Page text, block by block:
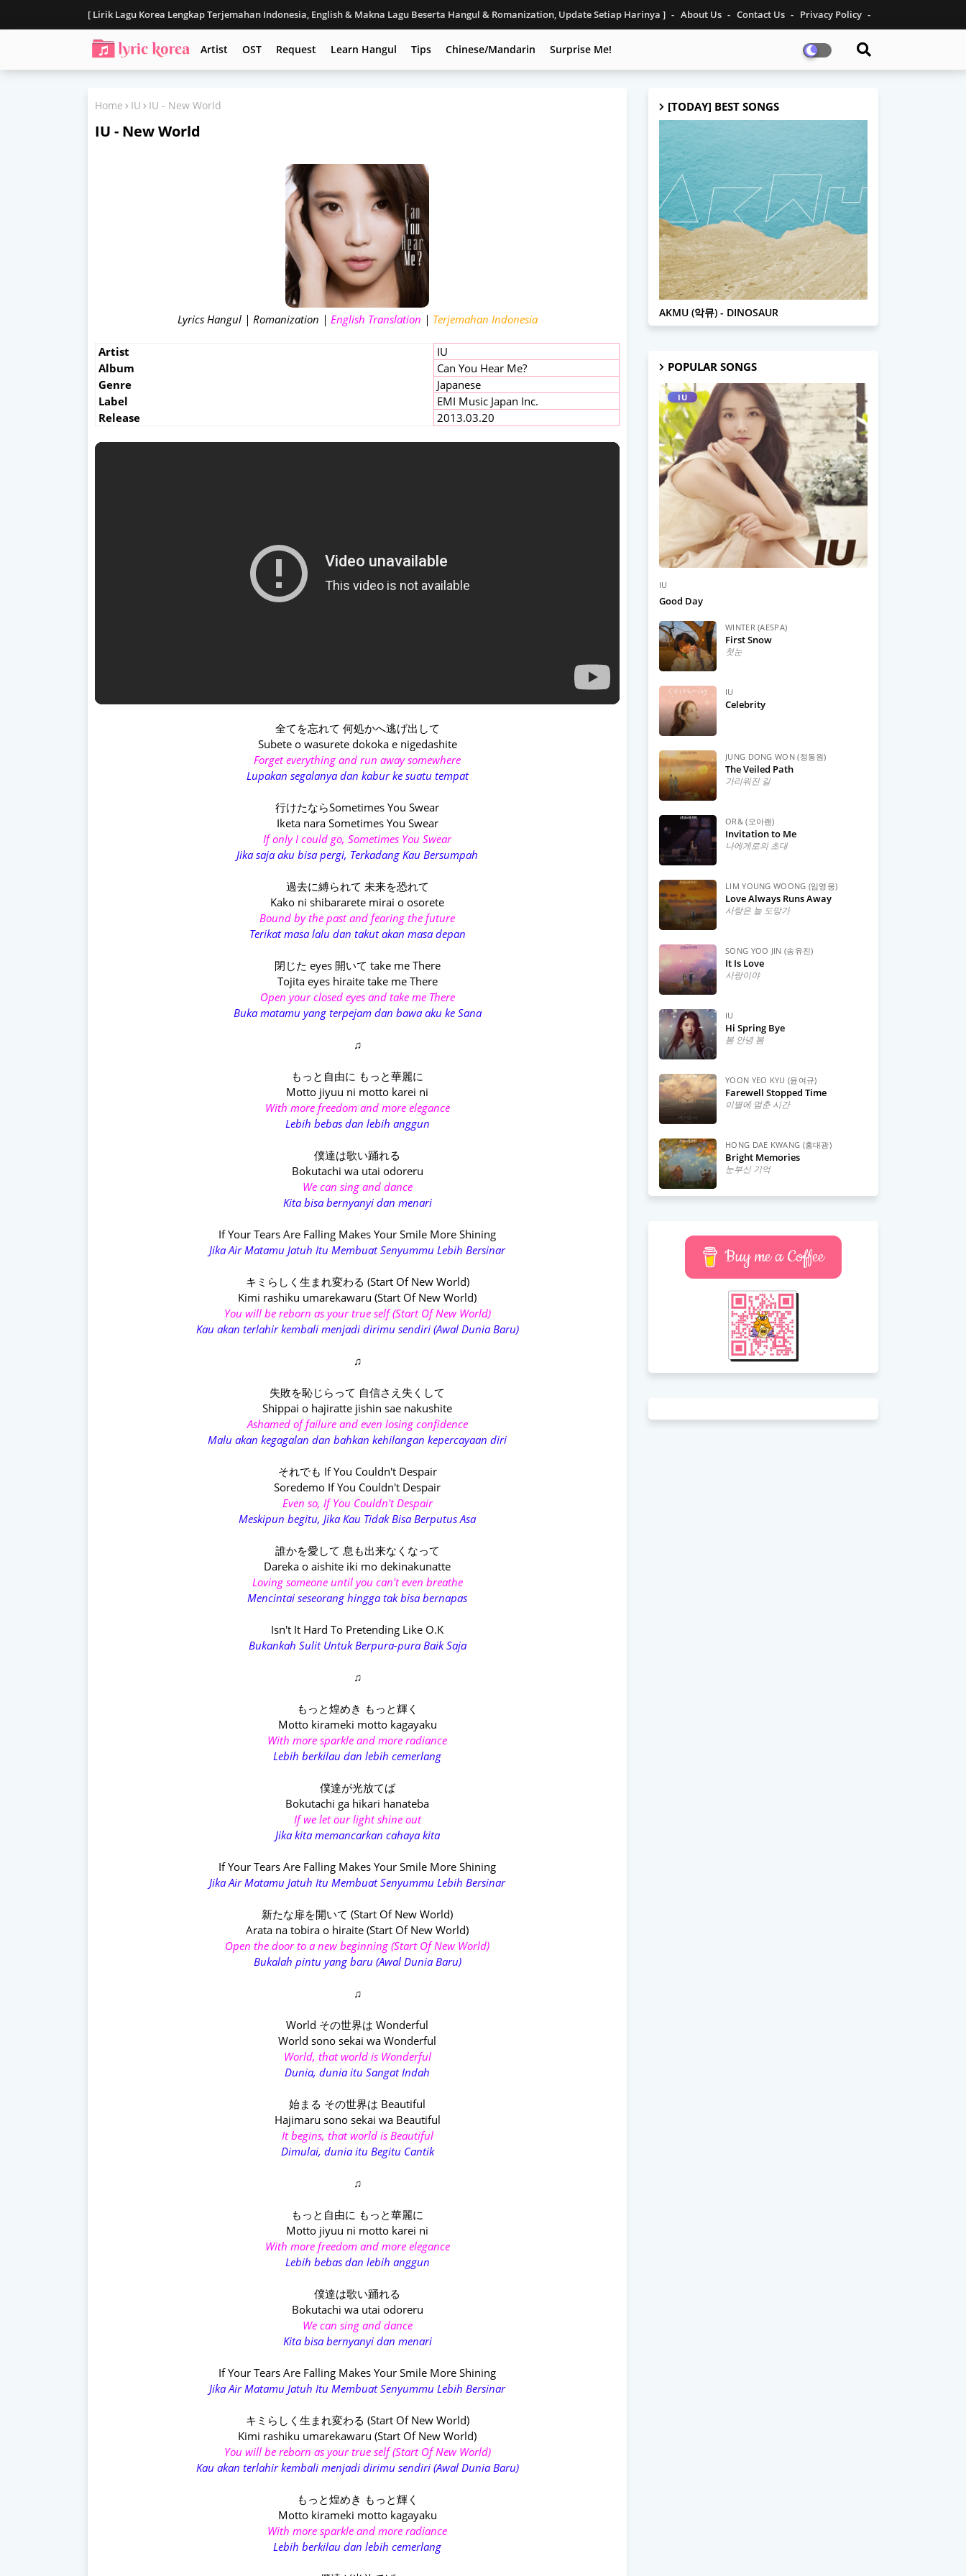
[ Lirik Lagu Korea Lengkap Terjemahan Indonesia, English & Makna Lagu Beserta Hangul & Romanization, Update Setiap Harinya ] About Us Contact Us Privacy Policy
Disclaimer Artist OST Request Learn Hangul Tips Chinese/Mandarin Surprise Me!
Home IU IU - New World
IU - New World
Lyrics Hangul | Romanization | English Translation | Terjemahan Indonesia
Artist
IU
Album
Can You Hear Me?
Genre
Japanese
Label
EMI Music Japan Inc.
Release
2013.03.20
全てを忘れて 何処かへ逃げ出して
Subete o wasurete dokoka e nigedashite
Forget everything and run away somewhere
Lupakan segalanya dan kabur ke suatu tempat
行けたならSometimes You Swear
Iketa nara Sometimes You Swear
If only I could go, Sometimes You Swear
Jika saja aku bisa pergi, Terkadang Kau Bersumpah
過去に縛られて 未来を恐れて
Kako ni shibararete mirai o osorete
Bound by the past and fearing the future
Terikat masa lalu dan takut akan masa depan
閉じた eyes 開いて take me There
Tojita eyes hiraite take me There
Open your closed eyes and take me There
Buka matamu yang terpejam dan bawa aku ke Sana
♫
もっと自由に もっと華麗に
Motto jiyuu ni motto karei ni
With more freedom and more elegance
Lebih bebas dan lebih anggun
僕達は歌い踊れる
Bokutachi wa utai odoreru
We can sing and dance
Kita bisa bernyanyi dan menari
If Your Tears Are Falling Makes Your Smile More Shining
Jika Air Matamu Jatuh Itu Membuat Senyummu Lebih Bersinar
キミらしく生まれ変わる (Start Of New World)
Kimi rashiku umarekawaru (Start Of New World)
You will be reborn as your true self (Start Of New World)
Kau akan terlahir kembali menjadi dirimu sendiri (Awal Dunia Baru)
♫
失敗を恥じらって 自信さえ失くして
Shippai o hajiratte jishin sae nakushite
Ashamed of failure and even losing confidence
Malu akan kegagalan dan bahkan kehilangan kepercayaan diri
それでも If You Couldn't Despair
Soredemo If You Couldn't Despair
Even so, If You Couldn't Despair
Meskipun begitu, Jika Kau Tidak Bisa Berputus Asa
誰かを愛して 息も出来なくなって
Dareka o aishite iki mo dekinakunatte
Loving someone until you can't even breathe
Mencintai seseorang hingga tak bisa bernapas
Isn't It Hard To Pretending Like O.K
Bukankah Sulit Untuk Berpura-pura Baik Saja
♫
もっと煌めき もっと輝く
Motto kirameki motto kagayaku
With more sparkle and more radiance
Lebih berkilau dan lebih cemerlang
僕達が光放てば
Bokutachi ga hikari hanateba
If we let our light shine out
Jika kita memancarkan cahaya kita
If Your Tears Are Falling Makes Your Smile More Shining
Jika Air Matamu Jatuh Itu Membuat Senyummu Lebih Bersinar
新たな扉を開いて (Start Of New World)
Arata na tobira o hiraite (Start Of New World)
Open the door to a new beginning (Start Of New World)
Bukalah pintu yang baru (Awal Dunia Baru)
♫
World その世界は Wonderful
World sono sekai wa Wonderful
World, that world is Wonderful
Dunia, dunia itu Sangat Indah
始まる その世界は Beautiful
Hajimaru sono sekai wa Beautiful
It begins, that world is Beautiful
Dimulai, dunia itu Begitu Cantik
♫
もっと自由に もっと華麗に
Motto jiyuu ni motto karei ni
With more freedom and more elegance
Lebih bebas dan lebih anggun
僕達は歌い踊れる
Bokutachi wa utai odoreru
We can sing and dance
Kita bisa bernyanyi dan menari
If Your Tears Are Falling Makes Your Smile More Shining
Jika Air Matamu Jatuh Itu Membuat Senyummu Lebih Bersinar
キミらしく生まれ変わる (Start Of New World)
Kimi rashiku umarekawaru (Start Of New World)
You will be reborn as your true self (Start Of New World)
Kau akan terlahir kembali menjadi dirimu sendiri (Awal Dunia Baru)
もっと煌めき もっと輝く
Motto kirameki motto kagayaku
With more sparkle and more radiance
Lebih berkilau dan lebih cemerlang
[TODAY] BEST SONGS
AKMU
AKMU (악뮤) - DINOSAUR
POPULAR SONGS
IU
IU
Good Day
WINTER (AESPA)
First Snow
첫눈
IU
Celebrity
JUNG DONG WON (정동원)
The Veiled Path
가리워진 길
OR& (오아랜)
Invitation to Me
나에게로의 초대
LIM YOUNG WOONG (임영웅)
Love Always Runs Away
사랑은 늘 도망가
SONG YOO JIN (송유진)
It Is Love
사랑이야
IU
Hi Spring Bye
봄 안녕 봄
YOON YEO KYU (윤여규)
Farewell Stopped Time
이별에 멈춘 시간
HONG DAE KWANG (홍대광)
Bright Memories
눈부신 기억
Buy me a Coffee